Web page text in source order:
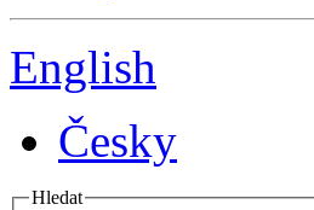
English
Česky
Hledat